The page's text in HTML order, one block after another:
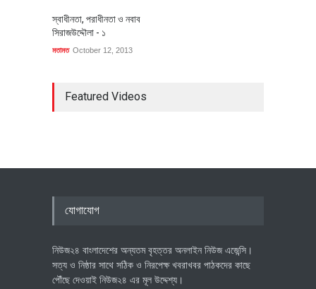
স্বাধীনতা, পরাধীনতা ও নবাব
সিরাজউদ্দৌলা - ১
মতামত October 12, 2013
Featured Videos
যোগাযোগ
নিউজ২৪ বাংলাদেশের অন্যতম বৃহত্তর অনলাইন নিউজ এজেন্সি।
সত্য ও নিষ্ঠার সাথে সঠিক ও নিরপেক্ষ খবরাখবর পাঠকদের কাছে
পৌঁছে দেওয়াই নিউজ২৪ এর মূল উদ্দেশ্য।